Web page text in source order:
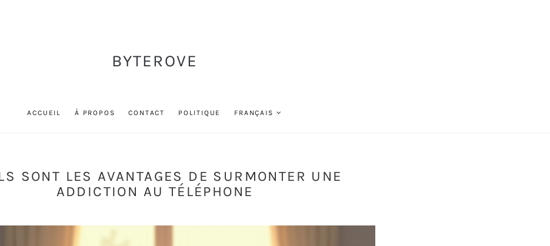
BYTEROVE
ACCUEIL À PROPOS CONTACT POLITIQUE FRANÇAIS
SONT LES AVANTAGES DE SURMONTER UNE
ADDICTION AU TÉLÉPHONE